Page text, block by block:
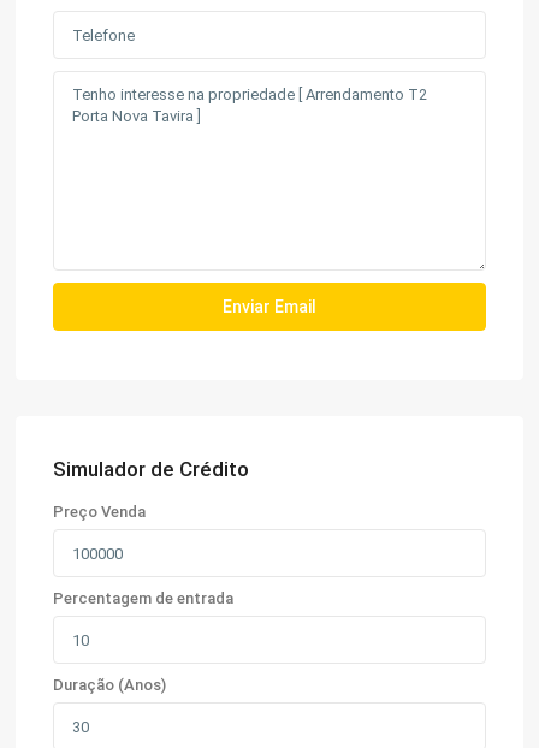
Simulador de Crédito
Preço Venda
Percentagem de entrada
Duração (Anos)